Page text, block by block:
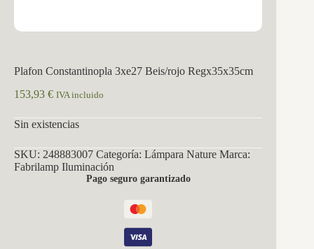
Plafon Constantinopla 3xe27 Beis/rojo Regx35x35cm
153,93 € IVA incluido
Sin existencias
SKU: 248883007 Categoría: Lámpara Nature Marca:
Fabrilamp Iluminación
Pago seguro garantizado